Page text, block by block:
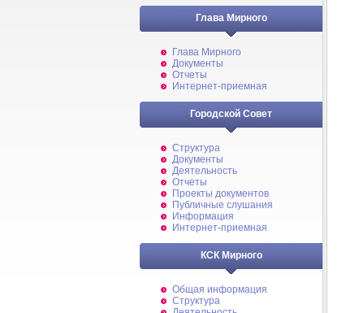
Глава Мирного
Глава Мирного
Документы
Отчеты
Интернет-приемная
Городской Совет
Структура
Документы
Деятельность
Отчеты
Проекты документов
Публичные слушания
Информация
Интернет-приемная
КСК Мирного
Общая информация
Структура